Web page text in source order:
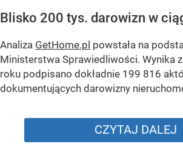
Blisko 200 tys. darowizn w
Analiza GetHome.pl powstała na
Ministerstwa Sprawiedliwości. Wynika
roku podpisano dokładnie 199 816
dokumentujących darowizny
CZYTAJ DALEJ